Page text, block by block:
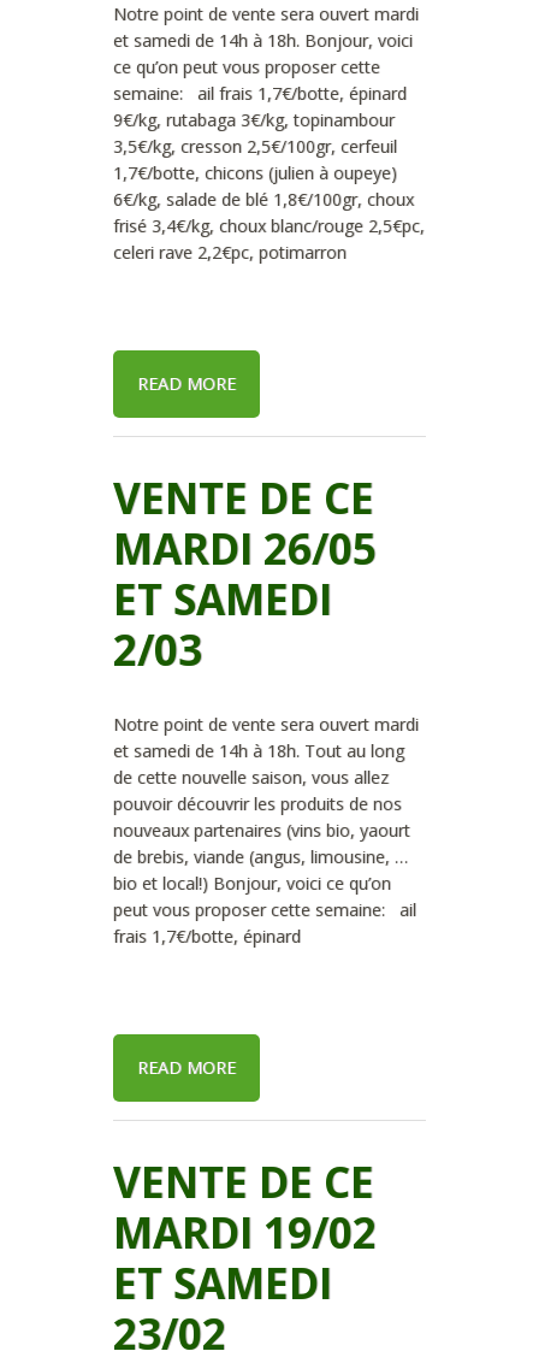
Notre point de vente sera ouvert mardi
et samedi de 14h à 18h. Bonjour, voici
ce qu’on peut vous proposer cette
semaine: ail frais 1,7€/botte, épinard
9€/kg, rutabaga 3€/kg, topinambour
3,5€/kg, cresson 2,5€/100gr, cerfeuil
1,7€/botte, chicons (julien à oupeye)
6€/kg, salade de blé 1,8€/100gr, choux
frisé 3,4€/kg, choux blanc/rouge 2,5€pc,
celeri rave 2,2€pc, potimarron
READ MORE
VENTE DE CE
MARDI 26/05
ET SAMEDI
2/03
Notre point de vente sera ouvert mardi
et samedi de 14h à 18h. Tout au long
de cette nouvelle saison, vous allez
pouvoir découvrir les produits de nos
nouveaux partenaires (vins bio, yaourt
de brebis, viande (angus, limousine, …
bio et local!) Bonjour, voici ce qu’on
peut vous proposer cette semaine: ail
frais 1,7€/botte, épinard
READ MORE
VENTE DE CE
MARDI 19/02
ET SAMEDI
23/02